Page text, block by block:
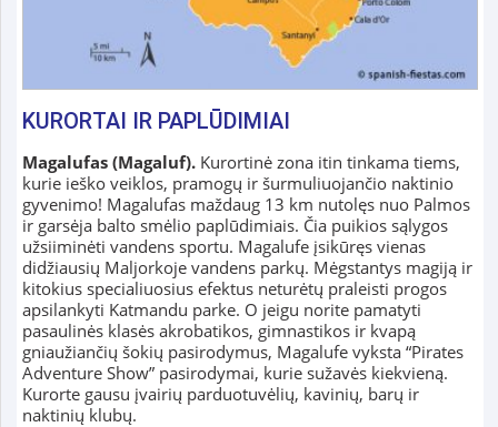
KURORTAI IR PAPLŪDIMIAI
Magalufas (Magaluf).Kurortinė zona itin tinkama tiems,
kurie ieško veiklos, pramogų ir šurmuliuojančio naktinio
gyvenimo! Magalufas maždaug 13 km nutolęs nuo Palmos
ir garsėja balto smėlio paplūdimiais. Čia puikios sąlygos
užsiiminėti vandens sportu. Magalufe įsikūręs vienas
didžiausių Maljorkoje vandens parkų. Mėgstantys magiją ir
kitokius specialiuosius efektus neturėtų praleisti progos
apsilankyti Katmandu parke. O jeigu norite pamatyti
pasaulinės klasės akrobatikos, gimnastikos ir kvapą
gniaužiančių šokių pasirodymus, Magalufe vyksta “Pirates
Adventure Show” pasirodymai, kurie sužavės kiekvieną.
Kurorte gausu įvairių parduotuvėlių, kavinių, barų ir
naktinių klubų.